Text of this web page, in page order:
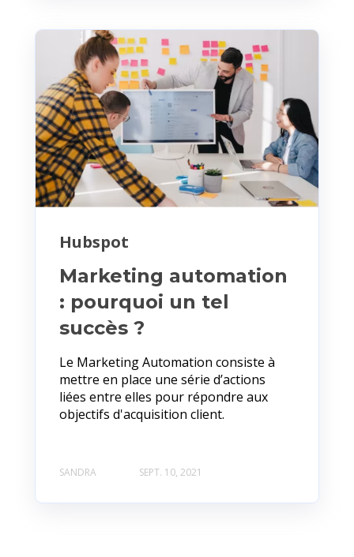
Hubspot
Marketing automation
: pourquoi un tel
succès ?
Le Marketing Automation consiste à
mettre en place une série d’actions
liées entre elles pour répondre aux
objectifs d'acquisition client.
SANDRA SEPT. 10, 2021